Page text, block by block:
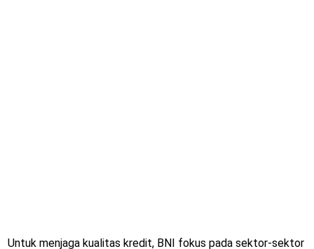
Untuk menjaga kualitas kredit, BNI fokus pada sektor-sektor